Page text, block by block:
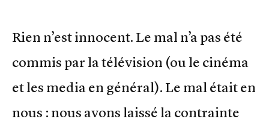
Rien n’est innocent. Le mal n’a pas été
commis par la télévision (ou le cinéma
et les media en général). Le mal était en
nous : nous avons laissé la contrainte